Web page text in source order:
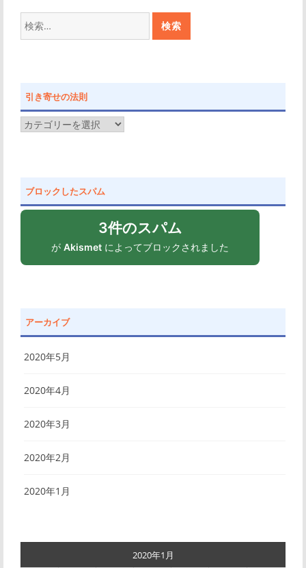
検
索:
引き寄せの法則
引
ブロックしたスパム
3件のスパム
が Akismet によってブロックされました
アーカイブ
2020年5月
2020年4月
2020年3月
2020年2月
2020年1月
2020年1月